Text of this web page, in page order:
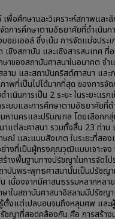
พื่อศึกษาและวิเคราะห์สภาพและ
ดการศึกษาตามอัธยาศัยที่ดำเนินก
ยเออล์ ซึ่งเน้น การจัดแบ่งประ
ชิงสถาบัน และเชิงสารสนเทศ ที่อ
าของสถาบันศาสนาในอนาคต จ
ลาม และสถาบันคริสต์ศาสนา แล
พที่เป็นไปได้มากที่สุด ของการจั
เนินการเป็น 2 ระยะ ในระยะแรก
ะบบและการศึกษาตามอัธยาศัยที่ด
หานครและปริมณฑล โดยเลือกกลุ่
แต่ละศาสนา รวมทั้งสิ้น 23 ท่าน
ณ์ และแบบสังเกต ในระยะที่สอง
างที่เป็นผู้ทรงคุณวุฒิแบบเจาะจ
างพื้นฐานทางปรัชญาในการจัดโ
าบันพระพุทธศาสนานั้นเป็นปรัชญ
นื่องจากมีศาสนธรรมหลากหลา
าในสถาบันศาสนาอิสลามมีปรัชญ
ตั้งแต่เปลนอนจนถึงหลุมศพ และ
ชญาที่สอดคล้องกัน คือ การสร้า